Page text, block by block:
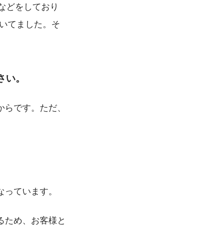
どをしており
てました。そ
。
です。ただ、
ています。
め、お客様と